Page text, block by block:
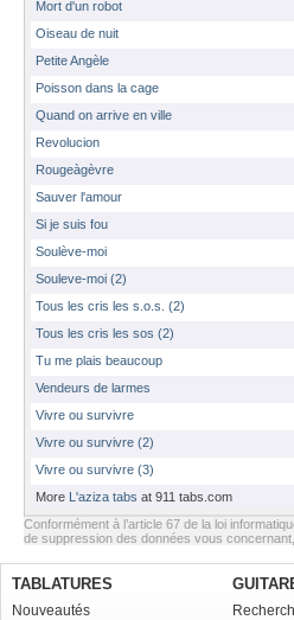
Mort d'un robot
Oiseau de nuit
Petite Angèle
Poisson dans la cage
Quand on arrive en ville
Revolucion
Rougeàgèvre
Sauver l'amour
Si je suis fou
Soulève-moi
Souleve-moi (2)
Tous les cris les s.o.s. (2)
Tous les cris les sos (2)
Tu me plais beaucoup
Vendeurs de larmes
Vivre ou survivre
Vivre ou survivre (2)
Vivre ou survivre (3)
More L'aziza tabs at 911 tabs.com
Conformément à l’article 67 de la loi
de suppression des données vous
TABLATURES
Nouveautés